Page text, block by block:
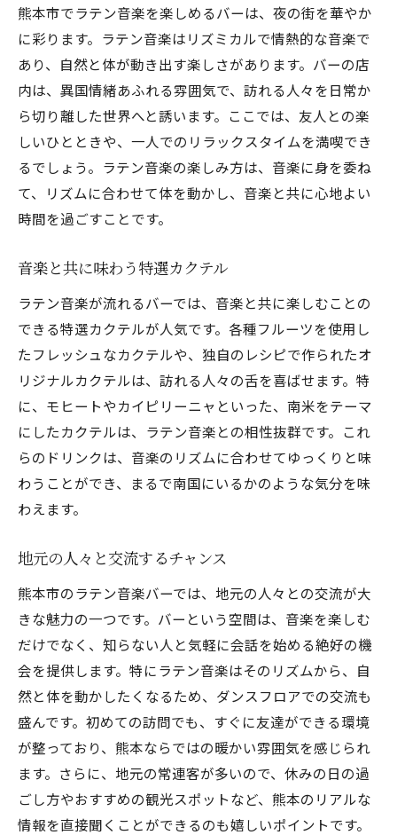
初めての方へのおすすめプラン
常連客が語るバーの魅力
ラテン音楽の歴史を学ぶ
バー巡りで楽しむ夜の熊本
音楽と一緒に楽しむ美味しい料理
心踊るラテン音楽が流れる熊本市のバー発見
音楽に合わせた多彩なメニュー
訪れるべき夜のエリア
ラテンミュージックの定番曲
音楽と共に過ごす特別なひととき
熊本市のラテン音楽バーで心地よい夜を過ごす
理由
音楽の力で日常を忘れる
ラテン音楽がもたらす幸福感
友人と楽しむバータイムのススメ
リラックスできる雰囲気づくり
ラテンの音楽と共に熊本市のバーで特別な夜を
演出
音楽の選曲に込められたこだわり
バーテンダーが薦める一杯
特別な日に訪れるべき理由
音楽とともに楽しむ特製料理
夜の熊本市を音楽で満喫
思い出に残る夜の過ごし方
熊本市でラテン音楽を楽しむバーライフのすす
熊本市でラテン音楽を楽しめるバーは、夜の街を華やか
に彩ります。ラテン音楽はリズミカルで情熱的な音楽で
あり、自然と体が動き出す楽しさがあります。バーの店
内は、異国情緒あふれる雰囲気で、訪れる人々を日常か
ら切り離した世界へと誘います。ここでは、友人との楽
しいひとときや、一人でのリラックスタイムを満喫でき
るでしょう。ラテン音楽の楽しみ方は、音楽に身を委ね
て、リズムに合わせて体を動かし、音楽と共に心地よい
時間を過ごすことです。
音楽と共に味わう特選カクテル
ラテン音楽が流れるバーでは、音楽と共に楽しむことの
できる特選カクテルが人気です。各種フルーツを使用し
たフレッシュなカクテルや、独自のレシピで作られたオ
リジナルカクテルは、訪れる人々の舌を喜ばせます。特
に、モヒートやカイピリーニャといった、南米をテーマ
にしたカクテルは、ラテン音楽との相性抜群です。これ
らのドリンクは、音楽のリズムに合わせてゆっくりと味
わうことができ、まるで南国にいるかのような気分を味
わえます。
地元の人々と交流するチャンス
熊本市のラテン音楽バーでは、地元の人々との交流が大
きな魅力の一つです。バーという空間は、音楽を楽しむ
だけでなく、知らない人と気軽に会話を始める絶好の機
会を提供します。特にラテン音楽はそのリズムから、自
然と体を動かしたくなるため、ダンスフロアでの交流も
盛んです。初めての訪問でも、すぐに友達ができる環境
が整っており、熊本ならではの暖かい雰囲気を感じられ
ます。さらに、地元の常連客が多いので、休みの日の過
ごし方やおすすめの観光スポットなど、熊本のリアルな
情報を直接聞くことができるのも嬉しいポイントです。